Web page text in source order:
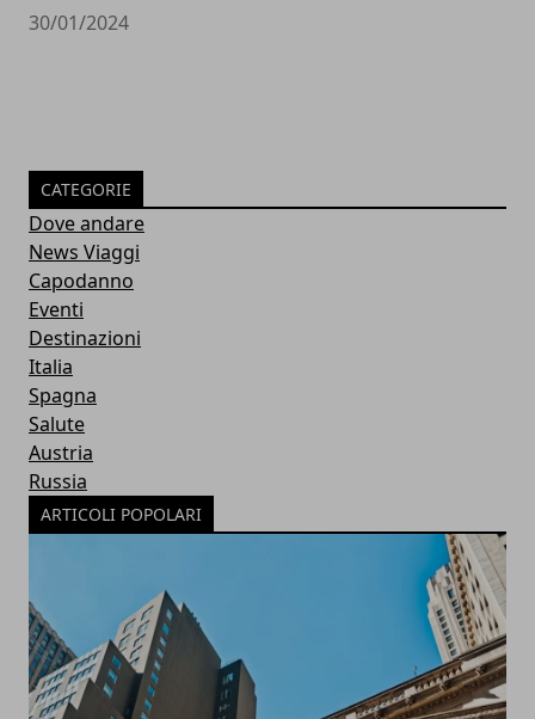
30/01/2024
CATEGORIE
Dove andare
News Viaggi
Capodanno
Eventi
Destinazioni
Italia
Spagna
Salute
Austria
Russia
ARTICOLI POPOLARI